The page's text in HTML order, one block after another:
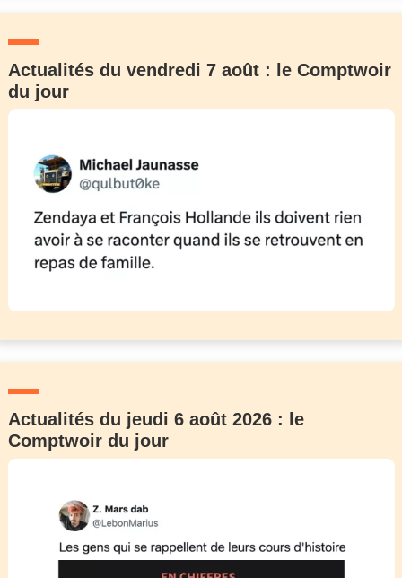
Actualités du vendredi 7 août : le Comptwoir
du jour
Actualités du jeudi 6 août 2026 : le
Comptwoir du jour